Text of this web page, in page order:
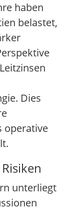
haben
belastet,
Dies
operative
unterliegt